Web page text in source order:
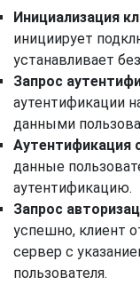
Инициализация
инициирует
устанавливает
Запрос
аутентификации
данными
Аутентификация
данные
аутентификацию.
Запрос
успешно, клиент
сервер с
пользователя.